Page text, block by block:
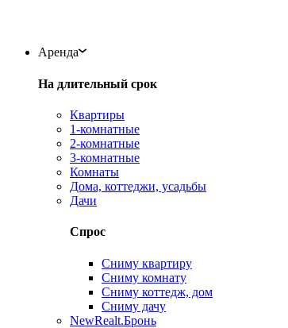
Аренда
На длительный срок
Квартиры
1-комнатные
2-комнатные
3-комнатные
Комнаты
Дома, коттеджи, усадьбы
Дачи
Спрос
Сниму квартиру
Сниму комнату
Сниму коттедж, дом
Сниму дачу
NewRealt.Бронь